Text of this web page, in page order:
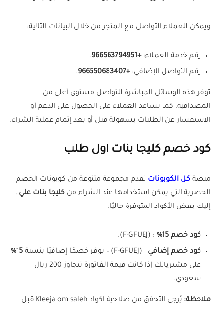
ويمكن للعملاء التواصل مع المتجر من خلال البيانات التالية:
رقم خدمة العملاء:+966563794951
.
رقم التواصل الإضافي:+966550683407
.
توفر هذه الوسائل المباشرة للتواصل مستوى أعلى من
المصداقية، كما تساعد العملاء على الحصول على الدعم أو
الاستفسار عن الطلبات بسهولة قبل أو بعد إتمام عملية الشراء.
كود خصم كليجا بنات اول طلب
منصة كل الكوبونات تقدم مجموعة متنوعة من كوبونات الخصم
الحصرية التي يمكن استخدامها عند الشراء من كليجا بنات علي .
إليك بعض الأكواد المتوفرة حاليًا:
كود خصم 15% :
(F-GFUEJ)
.
كود خصم إضافي :
(F-GFUEJ) – يوفر خصمًا إضافيًا بنسبة 1 5%
على مشترياتك إذا كانت قيمة الفاتورة تتجاوز 200 ريال
سعودي.
ملاحظة:
يُرجى التحقق من صلاحية اكواد Kleeja om saleh قبل